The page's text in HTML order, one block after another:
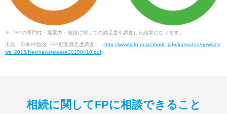
※「FPの専門性・提案力・知識に関しての満足度を調査した結果になります」
出典：日本FP協会「FP顧客満足度調査」（http://www.jafp.or.jp/about_jafp/katsudou/news/ne
ws_2015/files/newsrelease20150410.pdf）
相続に関してFPに相談できること